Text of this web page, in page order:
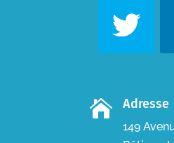
 Adresse
149